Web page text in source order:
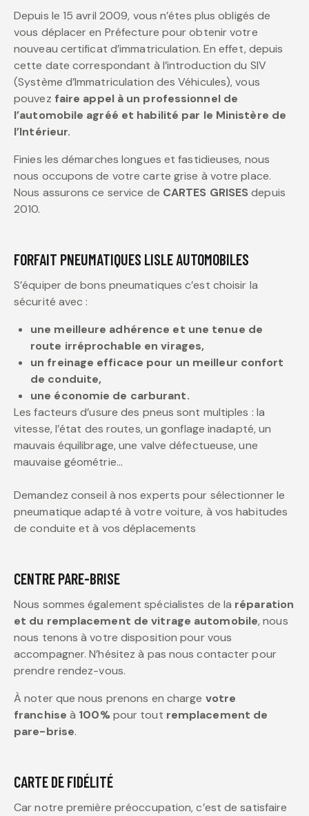
Depuis le 15 avril 2009, vous n’étes plus obligés de
vous déplacer en Préfecture pour obtenir votre
nouveau certificat d’immatriculation. En effet, depuis
cette date correspondant à l’introduction du SIV
(Système d’Immatriculation des Véhicules), vous
pouvez faire appel à un professionnel de
l’automobile agréé et habilité par le Ministère de
l’Intérieur.
Finies les démarches longues et fastidieuses, nous
nous occupons de votre carte grise à votre place.
Nous assurons ce service de CARTES GRISES depuis
2010.
FORFAIT PNEUMATIQUES LISLE AUTOMOBILES
S’équiper de bons pneumatiques c’est choisir la
sécurité avec :
une meilleure adhérence et une tenue de
route irréprochable en virages,
un freinage efficace pour un meilleur confort
de conduite,
une économie de carburant.
Les facteurs d’usure des pneus sont multiples : la
vitesse, l’état des routes, un gonflage inadapté, un
mauvais équilibrage, une valve défectueuse, une
mauvaise géométrie…
Demandez conseil à nos experts pour sélectionner le
pneumatique adapté à votre voiture, à vos habitudes
de conduite et à vos déplacements
CENTRE PARE-BRISE
Nous sommes également spécialistes de la réparation
et du remplacement de vitrage automobile, nous
nous tenons à votre disposition pour vous
accompagner. N’hésitez à pas nous contacter pour
prendre rendez-vous.
À noter que nous prenons en charge votre
franchise à 100% pour tout remplacement de
pare-brise.
CARTE DE FIDÉLITÉ
Car notre première préoccupation, c’est de satisfaire